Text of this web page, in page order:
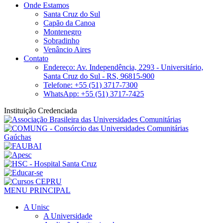
Onde Estamos
Santa Cruz do Sul
Capão da Canoa
Montenegro
Sobradinho
Venâncio Aires
Contato
Endereço: Av. Independência, 2293 - Universitário,
Santa Cruz do Sul - RS, 96815-900
Telefone: +55 (51) 3717-7300
WhatsApp: +55 (51) 3717-7425
Instituição Credenciada
MENU PRINCIPAL
A Unisc
A Universidade